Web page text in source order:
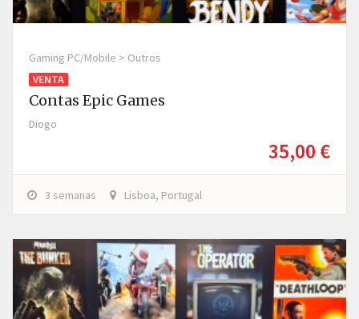
Gaming PC/Mobile > Outros
VENTA
Contas Epic Games
Diogo
35,00 €
3 semanas Lisboa, Portugal